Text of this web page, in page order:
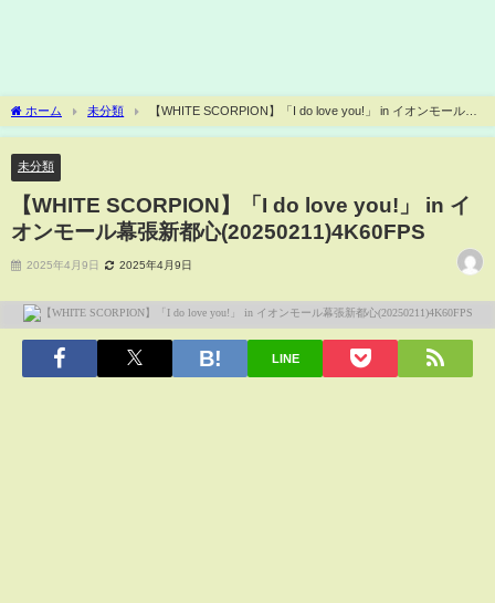
ホーム 未分類
【WHITE SCORPION】「I do love you!」 in イオンモール幕
張新都心(20250211)4K60FPS
未分類
【WHITE SCORPION】「I do love you!」 in イ
オンモール幕張新都心(20250211)4K60FPS
2025年4月9日 2025年4月9日
LINE